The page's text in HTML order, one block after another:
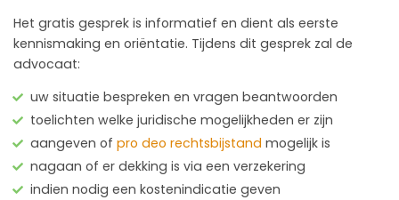
Het gratis gesprek is informatief en dient als eerste
kennismaking en oriëntatie. Tijdens dit gesprek zal de
advocaat:
uw situatie bespreken en vragen beantwoorden
toelichten welke juridische mogelijkheden er zijn
aangeven of pro deo rechtsbijstand mogelijk is
nagaan of er dekking is via een verzekering
indien nodig een kostenindicatie geven